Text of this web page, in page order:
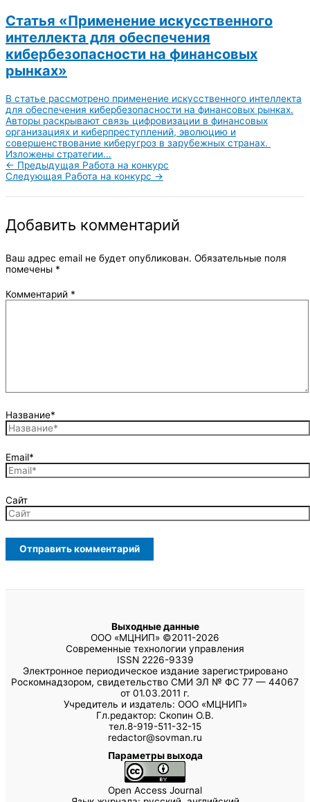
Статья «Применение искусственного
интеллекта для обеспечения
кибербезопасности на финансовых
рынках»
В статье рассмотрено применение искусственного интеллекта
для обеспечения кибербезопасности на финансовых рынках.
Авторы раскрывают связь цифровизации в финансовых
организациях и киберпреступлений, эволюцию и
совершенствование киберугроз в зарубежных странах.
Изложены стратегии...
← Предыдущая Работа на конкурс
Следующая Работа на конкурс →
Добавить комментарий
Ваш адрес email не будет опубликован. Обязательные поля
помечены *
Комментарий *
Название*
Email*
Сайт
Выходные данные
ООО «МЦНИП» ©2011-2026
Современные технологии управления
ISSN 2226-9339
Электронное периодическое издание зарегистрировано
Роскомнадзором, свидетельство СМИ ЭЛ № ФС 77 — 44067
от 01.03.2011 г.
Учредитель и издатель: ООО «МЦНИП»
Гл.редактор: Скопин О.В.
тел.8-919-511-32-15
redactor@sovman.ru
Параметры выхода
Open Access Journal